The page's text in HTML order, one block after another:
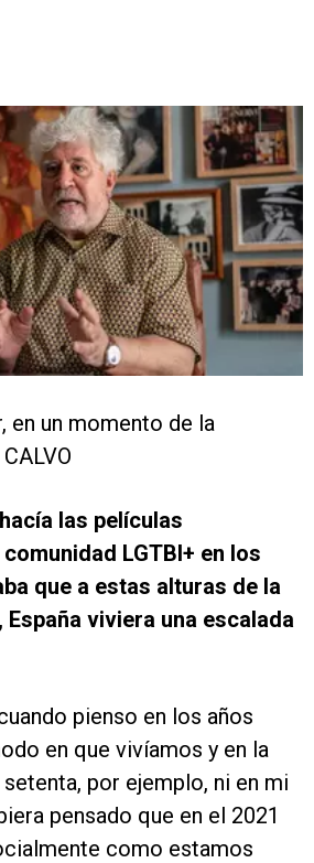
en un momento de la
las películas
LGTBI+ en los
que a estas alturas de la
España viviera una escalada
pienso en los años
en que vivíamos y en la
por ejemplo, ni en mi
pensado que en el 2021
como estamos